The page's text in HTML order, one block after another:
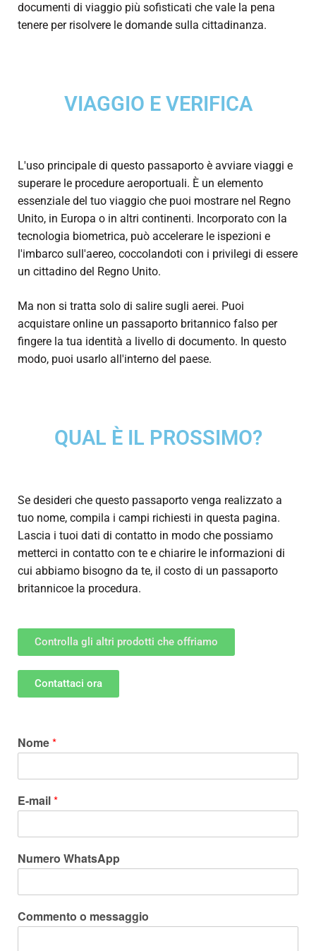
documenti di viaggio più sofisticati che vale la pena
tenere per risolvere le domande sulla cittadinanza.
VIAGGIO E VERIFICA
L'uso principale di questo passaporto è avviare viaggi e
superare le procedure aeroportuali. È un elemento
essenziale del tuo viaggio che puoi mostrare nel Regno
Unito, in Europa o in altri continenti. Incorporato con la
tecnologia biometrica, può accelerare le ispezioni e
l'imbarco sull'aereo, coccolandoti con i privilegi di essere
un cittadino del Regno Unito.
Ma non si tratta solo di salire sugli aerei. Puoi
acquistare online un passaporto britannico falso per
fingere la tua identità a livello di documento. In questo
modo, puoi usarlo all'interno del paese.
QUAL È IL PROSSIMO?
Se desideri che questo passaporto venga realizzato a
tuo nome, compila i campi richiesti in questa pagina.
Lascia i tuoi dati di contatto in modo che possiamo
metterci in contatto con te e chiarire le informazioni di
cui abbiamo bisogno da te, il costo di un passaporto
britannicoe la procedura.
Controlla gli altri prodotti che offriamo
Contattaci ora
Nome*
E-mail*
Numero WhatsApp
Commento o messaggio